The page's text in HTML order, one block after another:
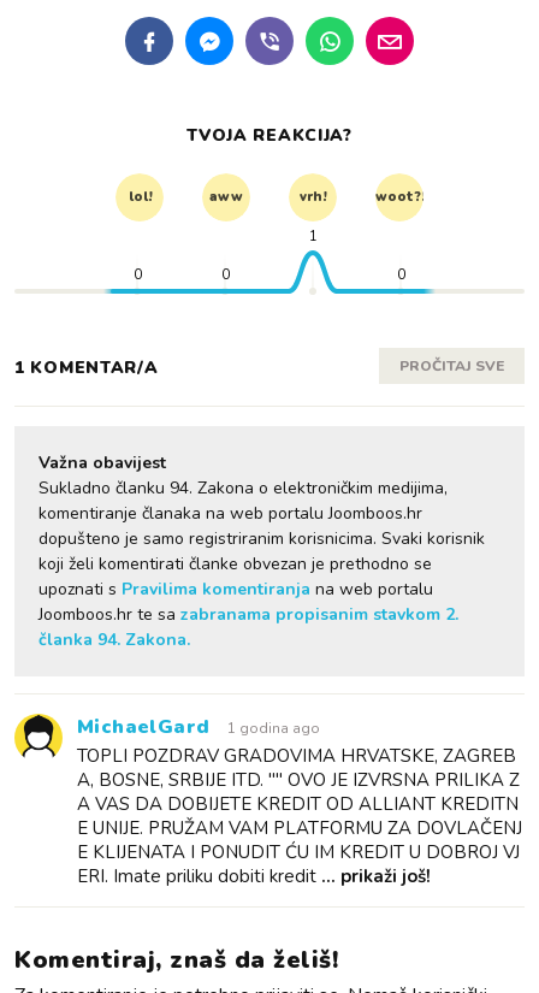
TVOJA REAKCIJA?
lol! aww vrh! woot?!
0 0
1
0
1 KOMENTAR/A PROČITAJ SVE
Važna obavijest
Sukladno članku 94. Zakona o elektroničkim medijima,
komentiranje članaka na web portalu Joomboos.hr
dopušteno je samo registriranim korisnicima. Svaki korisnik
koji želi komentirati članke obvezan je prethodno se
upoznati s Pravilima komentiranja na web portalu
Joomboos.hr te sa zabranama propisanim stavkom 2.
članka 94. Zakona.
MichaelGard 1 godina ago
TOPLI POZDRAV GRADOVIMA HRVATSKE, ZAGREB
A, BOSNE, SRBIJE ITD. "" OVO JE IZVRSNA PRILIKA Z
A VAS DA DOBIJETE KREDIT OD ALLIANT KREDITN
E UNIJE. PRUŽAM VAM PLATFORMU ZA DOVLAČENJ
E KLIJENATA I PONUDIT ĆU IM KREDIT U DOBROJ VJ
ERI. Imate priliku dobiti kredit ... prikaži još!
Komentiraj, znaš da želiš!